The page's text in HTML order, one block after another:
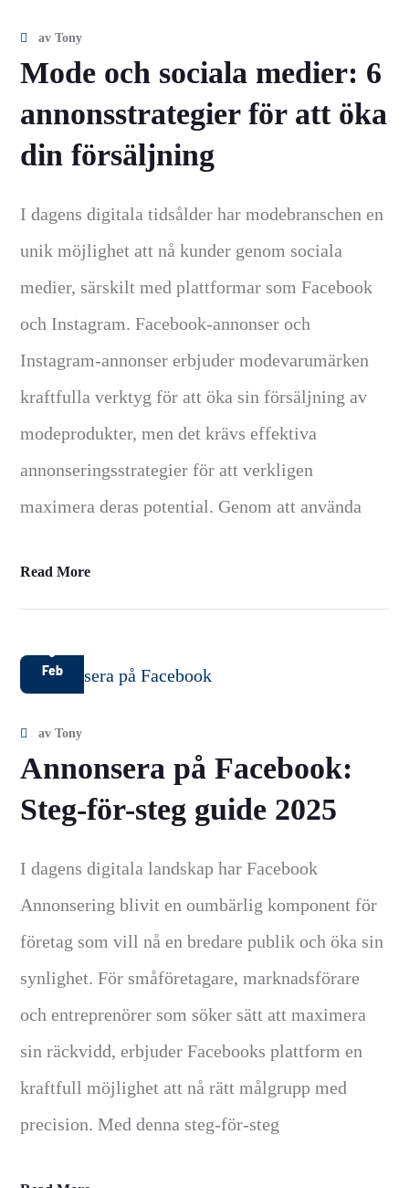
avTony
Mode och sociala medier: 6
annonsstrategier för att öka
din försäljning
I dagens digitala tidsålder har modebranschen en
unik möjlighet att nå kunder genom sociala
medier, särskilt med plattformar som Facebook
och Instagram. Facebook-annonser och
Instagram-annonser erbjuder modevarumärken
kraftfulla verktyg för att öka sin försäljning av
modeprodukter, men det krävs effektiva
annonseringsstrategier för att verkligen
maximera deras potential. Genom att använda
Read More
6
Feb
avTony
Annonsera på Facebook:
Steg-för-steg guide 2025
I dagens digitala landskap har Facebook
Annonsering blivit en oumbärlig komponent för
företag som vill nå en bredare publik och öka sin
synlighet. För småföretagare, marknadsförare
och entreprenörer som söker sätt att maximera
sin räckvidd, erbjuder Facebooks plattform en
kraftfull möjlighet att nå rätt målgrupp med
precision. Med denna steg-för-steg